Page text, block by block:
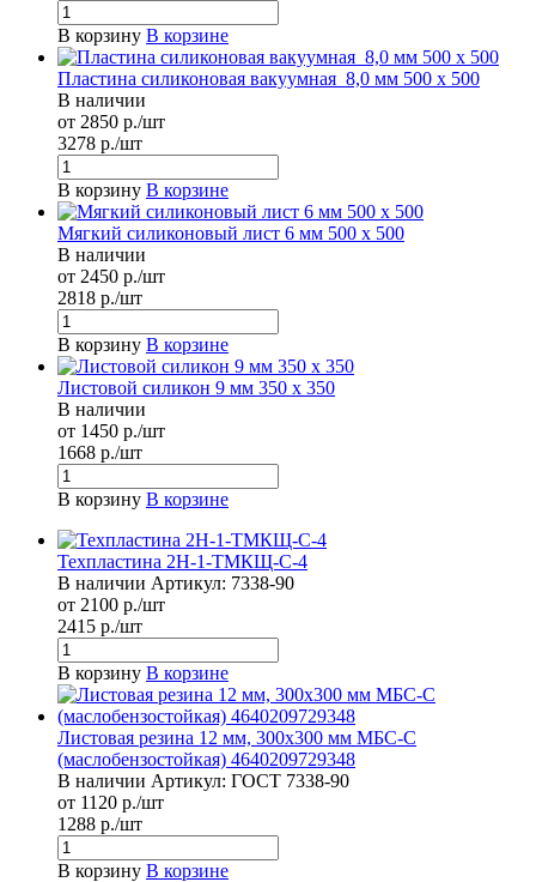
В корзину В корзине
Пластина силиконовая вакуумная 8,0 мм 500 х 500
В наличии
от 2850 р./шт
3278 р./шт
В корзину В корзине
Мягкий силиконовый лист 6 мм 500 х 500
В наличии
от 2450 р./шт
2818 р./шт
В корзину В корзине
Листовой силикон 9 мм 350 х 350
В наличии
от 1450 р./шт
1668 р./шт
В корзину В корзине
Техпластина 2Н-1-ТМКЩ-С-4
В наличии Артикул: 7338-90
от 2100 р./шт
2415 р./шт
В корзину В корзине
Листовая резина 12 мм, 300x300 мм МБС-С
(маслобензостойкая) 4640209729348
В наличии Артикул: ГОСТ 7338-90
от 1120 р./шт
1288 р./шт
В корзину В корзине